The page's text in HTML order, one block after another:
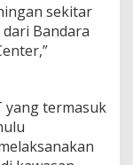
sekitar
Bandara
yang termasuk